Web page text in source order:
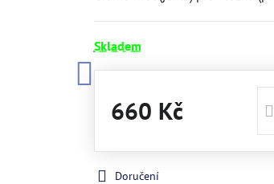
Skladem
660 Kč
Doručení